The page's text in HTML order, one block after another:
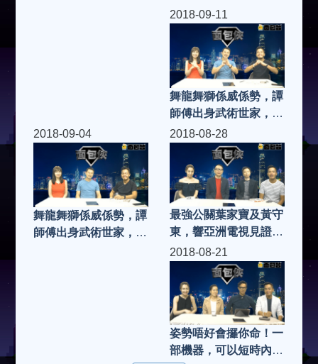
視及電台訓練，點學
呢？辭埋工，全職做司
儀？為乜呢？生存到？
（一）| 面包俠 (第84
集)
2018-09-11
舞龍舞獅係威係勢，譚
師傅出身武術世家，推
廣中國傳統舞獅到世界
各地，大談此中國傳統
藝術如何吸引（二）|
面包俠 (第83集)
2018-09-04
舞龍舞獅係威係勢，譚
師傅出身武術世家，推
2018-08-28
最強公關葉家寶及黃守
東，響亞洲電視見證什
麼是「危機」及「災
難」！「關公」變「公
關」呢集我和公關有個
約會 | 面包俠 (第81集)
2018-08-21
姿勢唔好會攞你命！一
部機器，可以短時內令